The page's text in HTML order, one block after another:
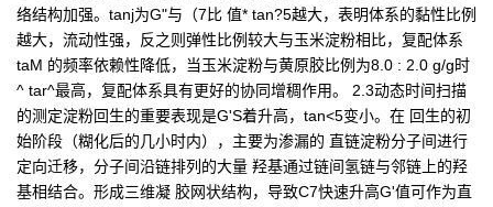
络结构加强。tanj为G"与（7比 值* tan?5越大，表明体系的黏性比例
越大，流动性强，反之则弹性比例较大与玉米淀粉相比，复配体系
taM 的频率依赖性降低，当玉米淀粉与黄原胶比例为8.0 : 2.0 g/g时
^ tar^最高，复配体系具有更好的协同增稠作用。 2.3动态时间扫描
的测定淀粉回生的重要表现是G'S着升高，tan<5变小。在 回生的初
始阶段（糊化后的几小时内），主要为渗漏的 直链淀粉分子间进行
定向迁移，分子间沿链排列的大量 羟基通过链间氢链与邻链上的羟
基相结合。形成三维凝 胶网状结构，导致C7快速升高G'值可作为直